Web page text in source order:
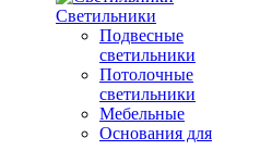
Светильники
Подвесные
светильники
Потолочные
светильники
Мебельные
Основания для